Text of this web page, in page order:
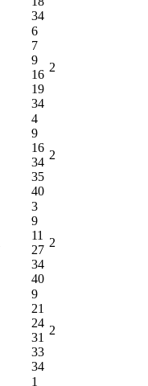
34
6
7
9
16
19
34
2
4
9
16
34
35
40
2
3
9
11
27
34
40
2
9
21
24
31
33
34
2
1